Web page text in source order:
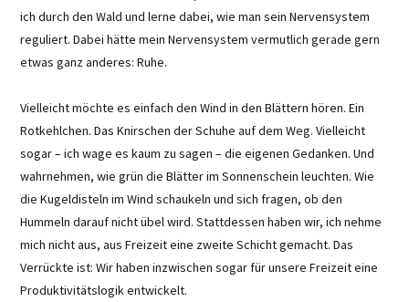
ich durch den Wald und lerne dabei, wie man sein Nervensystem
reguliert. Dabei hätte mein Nervensystem vermutlich gerade gern
etwas ganz anderes: Ruhe.
Vielleicht möchte es einfach den Wind in den Blättern hören. Ein
Rotkehlchen. Das Knirschen der Schuhe auf dem Weg. Vielleicht
sogar – ich wage es kaum zu sagen – die eigenen Gedanken. Und
wahrnehmen, wie grün die Blätter im Sonnenschein leuchten. Wie
die Kugeldisteln im Wind schaukeln und sich fragen, ob den
Hummeln darauf nicht übel wird. Stattdessen haben wir, ich nehme
mich nicht aus, aus Freizeit eine zweite Schicht gemacht. Das
Verrückte ist: Wir haben inzwischen sogar für unsere Freizeit eine
Produktivitätslogik entwickelt.